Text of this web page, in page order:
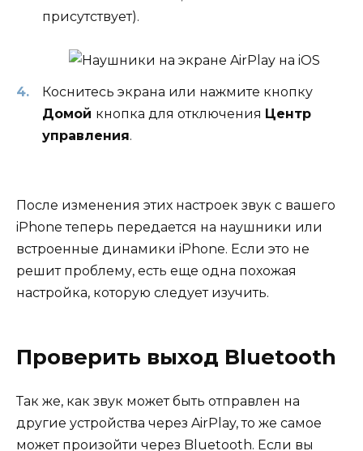
присутствует).
Коснитесь экрана или нажмите кнопку
Домой кнопка для отключения Центр
управления.
После изменения этих настроек звук с вашего
iPhone теперь передается на наушники или
встроенные динамики iPhone. Если это не
решит проблему, есть еще одна похожая
настройка, которую следует изучить.
Проверить выход Bluetooth
Так же, как звук может быть отправлен на
другие устройства через AirPlay, то же самое
может произойти через Bluetooth. Если вы